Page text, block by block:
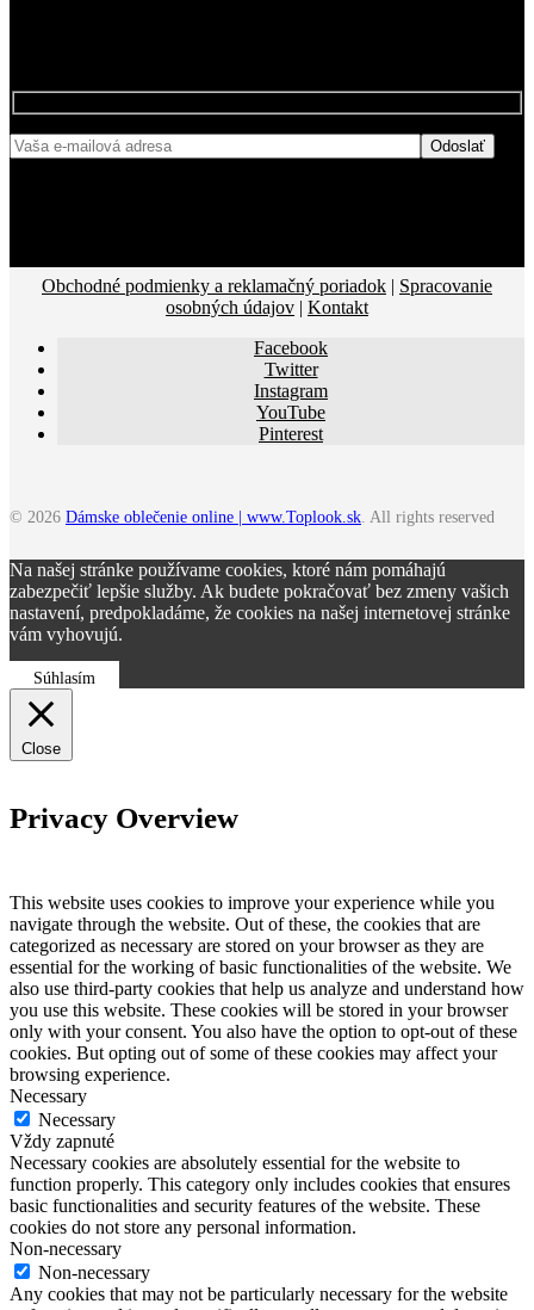
Obchodné podmienky a reklamačný poriadok | Spracovanie
osobných údajov | Kontakt
Facebook
Twitter
Instagram
YouTube
Pinterest
© 2026 Dámske oblečenie online | www.Toplook.sk. All rights reserved
Na našej stránke používame cookies, ktoré nám pomáhajú
zabezpečiť lepšie služby. Ak budete pokračovať bez zmeny vašich
nastavení, predpokladáme, že cookies na našej internetovej stránke
vám vyhovujú.
Súhlasím
Close
Privacy Overview
This website uses cookies to improve your experience while you
navigate through the website. Out of these, the cookies that are
categorized as necessary are stored on your browser as they are
essential for the working of basic functionalities of the website. We
also use third-party cookies that help us analyze and understand how
you use this website. These cookies will be stored in your browser
only with your consent. You also have the option to opt-out of these
cookies. But opting out of some of these cookies may affect your
browsing experience.
Necessary
Necessary
Vždy zapnuté
Necessary cookies are absolutely essential for the website to
function properly. This category only includes cookies that ensures
basic functionalities and security features of the website. These
cookies do not store any personal information.
Non-necessary
Non-necessary
Any cookies that may not be particularly necessary for the website